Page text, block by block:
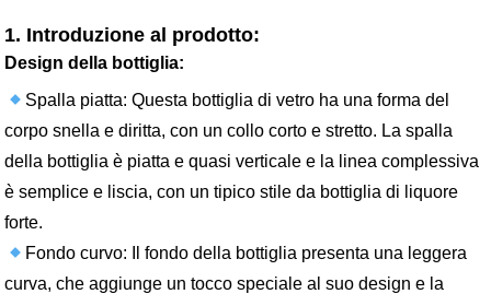
1. Introduzione al prodotto:
Design della bottiglia:
Spalla piatta: Questa bottiglia di vetro ha una forma del
corpo snella e diritta, con un collo corto e stretto. La spalla
della bottiglia è piatta e quasi verticale e la linea complessiva
è semplice e liscia, con un tipico stile da bottiglia di liquore
forte.
Fondo curvo: Il fondo della bottiglia presenta una leggera
curva, che aggiunge un tocco speciale al suo design e la